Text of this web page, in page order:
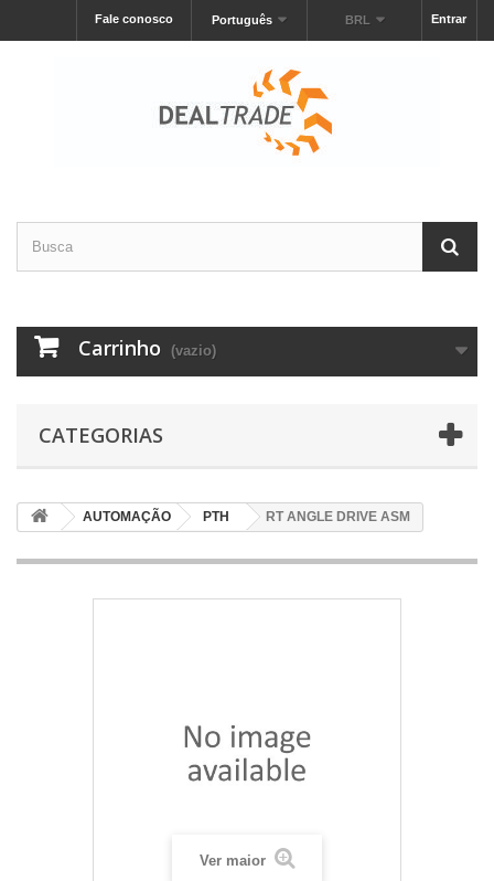
Entrar
BRL
Português
Fale conosco
Carrinho (vazio)
CATEGORIAS
AUTOMAÇÃO PTH RT ANGLE DRIVE ASM
Ver maior